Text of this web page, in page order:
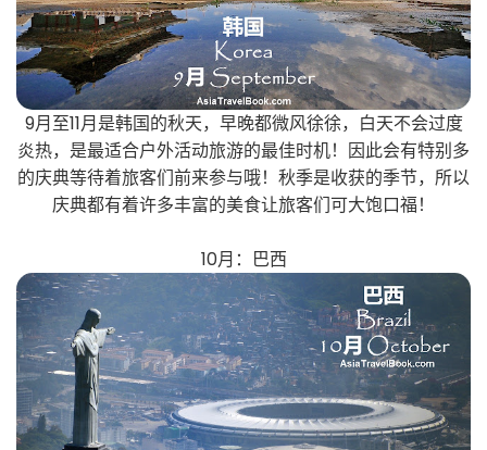
9月至11月是韩国的秋天，早晚都微风徐徐，白天不会过度
炎热，是最适合户外活动旅游的最佳时机！因此会有特别多
的庆典等待着旅客们前来参与哦！秋季是收获的季节，所以
庆典都有着许多丰富的美食让旅客们可大饱口福！
10月：巴西